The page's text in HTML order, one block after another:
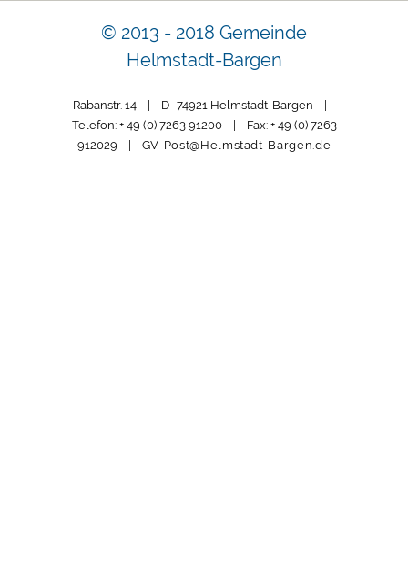
© 2013 - 2018 Gemeinde
Helmstadt-Bargen
Rabanstr. 14 | D- 74921 Helmstadt-Bargen |
Telefon: + 49 (0) 7263 91200 | Fax: + 49 (0) 7263
912029 | GV-Post@Helmstadt-Bargen.de